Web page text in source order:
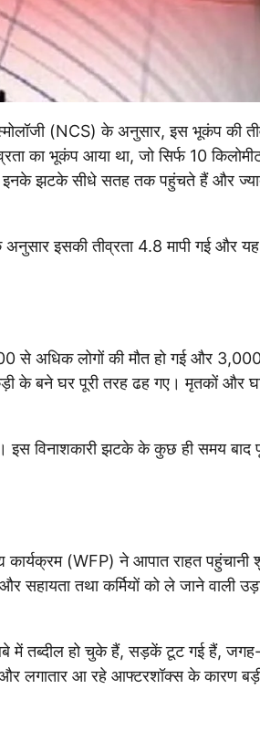
(NCS) के अनुसार, इस भूकंप की
का भूकंप आया था, जो सिर्फ 10
इनके झटके सीधे सतह तक पहुंचते हैं और
इसकी तीव्रता 4.8 मापी गई और
से अधिक लोगों की मौत हो गई और
के बने घर पूरी तरह ढह गए। मृतकों और
विनाशकारी झटके के कुछ ही समय बाद
कार्यक्रम (WFP) ने आपात राहत पहुंचानी
सहायता तथा कर्मियों को ले जाने वाली
में तब्दील हो चुके हैं, सड़कें टूट गई हैं,
लगातार आ रहे आफ्टरशॉक्स के कारण